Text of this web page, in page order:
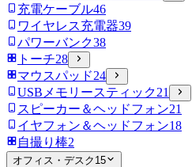
充電ケーブル46
ワイヤレス充電器39
パワーバンク38
トーチ28
マウスパッド24
USBメモリースティック21
スピーカー＆ヘッドフォン21
イヤフォン＆ヘッドフォン18
自撮り棒2
オフィス・デスク 15